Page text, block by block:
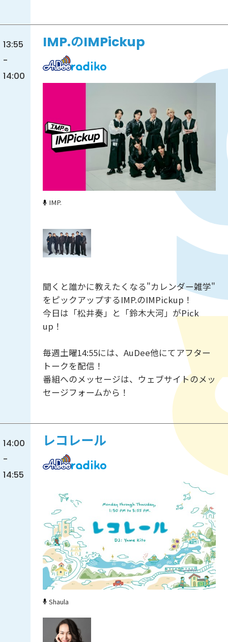
13:55
-
14:00
IMP.のIMPickup
IMP.
聞くと誰かに教えたくなる"カレンダー雑学"
をピックアップするIMP.のIMPickup！
今日は「松井奏」と「鈴木大河」がPick
up！
毎週土曜14:55には、AuDee他にてアフター
トークを配信！
番組へのメッセージは、ウェブサイトのメッ
セージフォームから！
14:00
-
14:55
レコレール
Shaula